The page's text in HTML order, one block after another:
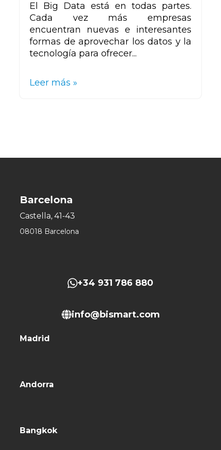
El Big Data está en todas partes.
Cada vez más empresas
encuentran nuevas e interesantes
formas de aprovechar los datos y la
tecnología para ofrecer...
Leer más »
Barcelona
Castella, 41-43
08018 Barcelona
+34 931 786 880
info@bismart.com
Madrid
Andorra
Bangkok